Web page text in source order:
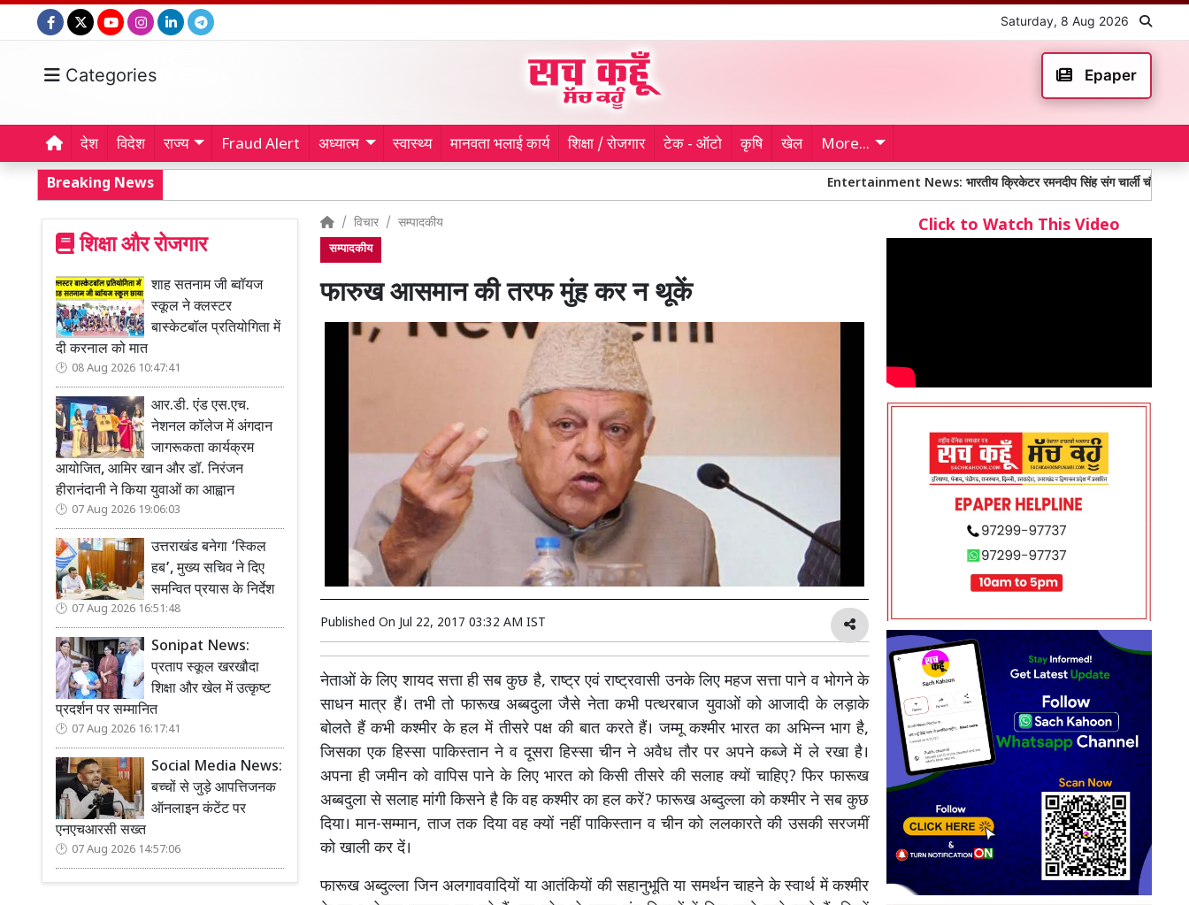
Saturday, 8 Aug 2026
Categories Epaper
देश विदेश राज्य Fraud Alert अध्यात्म स्वास्थ्य मानवता भलाई कार्य शिक्षा / रोजगार टेक - ऑटो कृषि खेल More...
Breaking News Entertainment News: भारतीय क्रिकेटर रमनदीप सिंह संग चार्ली चौहान शादी के बंधन
शिक्षा और रोजगार
शाह सतनाम जी ब्वॉयज
स्कूल ने क्लस्टर
बास्केटबॉल प्रतियोगिता में
दी करनाल को मात
08 Aug 2026 10:47:41
आर.डी. एंड एस.एच.
नेशनल कॉलेज में अंगदान
जागरूकता कार्यक्रम
आयोजित, आमिर खान और डॉ. निरंजन
हीरानंदानी ने किया युवाओं का आह्वान
07 Aug 2026 19:06:03
उत्तराखंड बनेगा ‘स्किल
हब’, मुख्य सचिव ने दिए
समन्वित प्रयास के निर्देश
07 Aug 2026 16:51:48
Sonipat News:
प्रताप स्कूल खरखौदा
शिक्षा और खेल में उत्कृष्ट
प्रदर्शन पर सम्मानित
07 Aug 2026 16:17:41
Social Media News:
बच्चों से जुड़े आपत्तिजनक
ऑनलाइन कंटेंट पर
एनएचआरसी सख्त
07 Aug 2026 14:57:06
विचार सम्पादकीय
सम्पादकीय
फारुख आसमान की तरफ मुंह कर न थूकें
Published On Jul 22, 2017 03:32 AM IST
नेताओं के लिए शायद सत्ता ही सब कुछ है, राष्ट्र एवं राष्ट्रवासी उनके लिए महज सत्ता पाने व भोगने के
साधन मात्र हैं। तभी तो फारूख अब्बदुला जैसे नेता कभी पत्थरबाज युवाओं को आजादी के लड़ाके
बोलते हैं कभी कश्मीर के हल में तीसरे पक्ष की बात करते हैं। जम्मू कश्मीर भारत का अभिन्न भाग है,
जिसका एक हिस्सा पाकिस्तान ने व दूसरा हिस्सा चीन ने अवैध तौर पर अपने कब्जे में ले रखा है।
अपना ही जमीन को वापिस पाने के लिए भारत को किसी तीसरे की सलाह क्यों चाहिए? फिर फारूख
अब्बदुला से सलाह मांगी किसने है कि वह कश्मीर का हल करें? फारूख अब्दुल्ला को कश्मीर ने सब कुछ
दिया। मान-सम्मान, ताज तक दिया वह क्यों नहीं पाकिस्तान व चीन को ललकारते की उसकी सरजमीं
को खाली कर दें।
फारूख अब्दुल्ला जिन अलगाववादियों या आतंकियों की सहानुभूति या समर्थन चाहने के स्वार्थ में कश्मीर
Click to Watch This Video